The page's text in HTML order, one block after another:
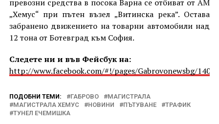
превозни средства в посока Варна се отбиват от АМ
„Хемус“ при пътен възел „Витинска река”. Остава
забранено движението на товарни автомобили над
12 тона от Ботевград към София.
Следете ни и във Фейсбук на:
http://www.facebook.com/#!/pages/Gabrovonewsbg/
ПОДОБНИ ТЕМИ: ГАБРОВО
МАГИСТРАЛА
МАГИСТРАЛА ХЕМУС
НОВИНИ ПЪТУВАНЕ
ТРАФИК
ТУНЕЛ ЕЧЕМИШКА